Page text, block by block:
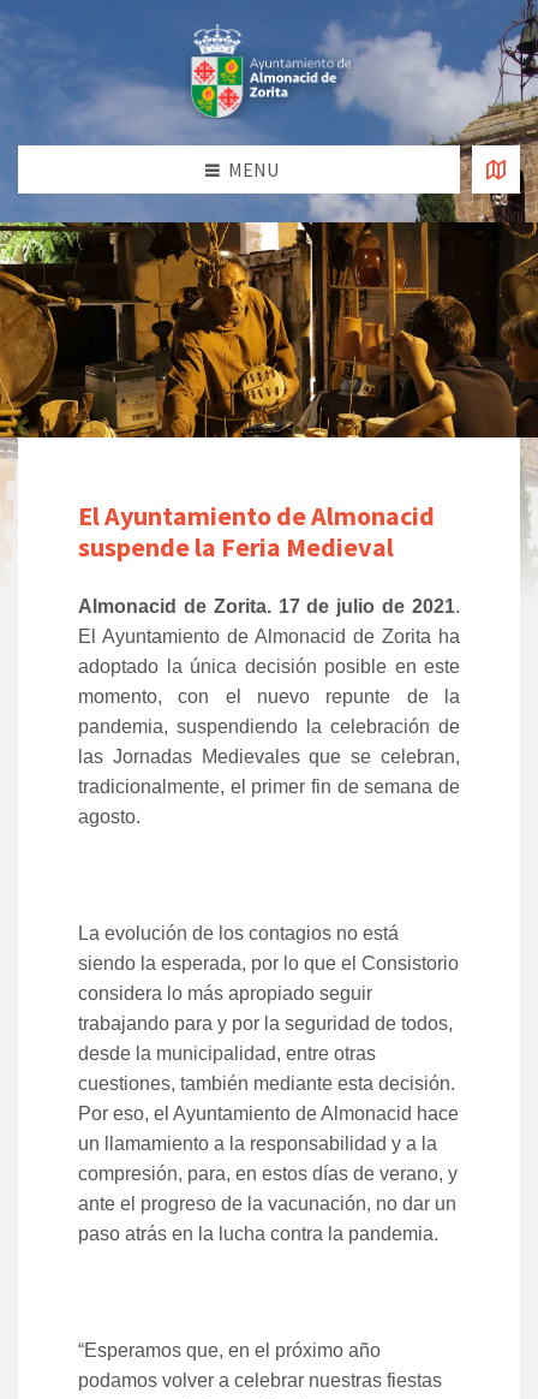
MENU
El Ayuntamiento de Almonacid
suspende la Feria Medieval
Almonacid de Zorita. 17 de julio de 2021.
El Ayuntamiento de Almonacid de Zorita ha
adoptado la única decisión posible en este
momento, con el nuevo repunte de la
pandemia, suspendiendo la celebración de
las Jornadas Medievales que se celebran,
tradicionalmente, el primer fin de semana de
agosto.
La evolución de los contagios no está
siendo la esperada, por lo que el Consistorio
considera lo más apropiado seguir
trabajando para y por la seguridad de todos,
desde la municipalidad, entre otras
cuestiones, también mediante esta decisión.
Por eso, el Ayuntamiento de Almonacid hace
un llamamiento a la responsabilidad y a la
compresión, para, en estos días de verano, y
ante el progreso de la vacunación, no dar un
paso atrás en la lucha contra la pandemia.
“Esperamos que, en el próximo año
podamos volver a celebrar nuestras fiestas